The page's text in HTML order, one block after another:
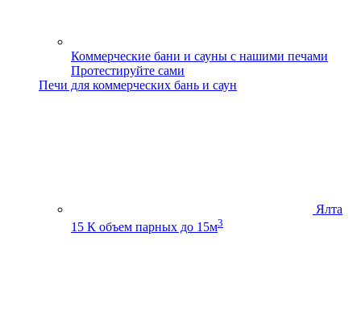
Коммерческие бани и сауны с нашими печами
Протестируйте сами
Печи для коммерческих бань и саун
Ялта
15 К объем парных до 15м3